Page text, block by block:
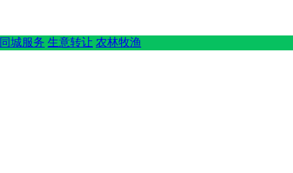
同城服务 生意转让 农林牧渔